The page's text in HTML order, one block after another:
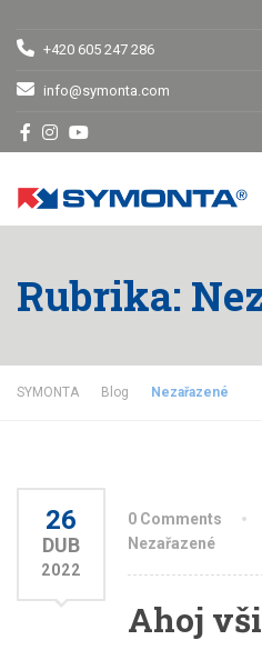
+420 605 247 286
info@symonta.com
Rubrika:
SYMONTA Blog Nezařazené
26
DUB
2022
0 Comments
Nezařazené
Ahoj